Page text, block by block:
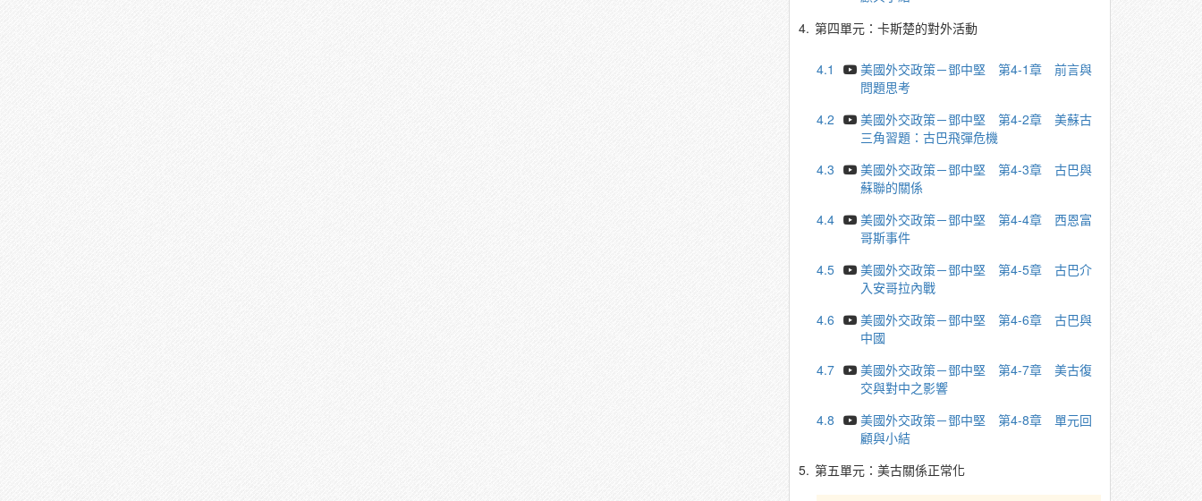
4. 第四單元：卡斯楚的對外活動
4.1
美國外交政策－鄧中堅 第4-1章 前言與
問題思考
4.2
美國外交政策－鄧中堅 第4-2章 美蘇古
三角習題：古巴飛彈危機
4.3
美國外交政策－鄧中堅 第4-3章 古巴與
蘇聯的關係
4.4
美國外交政策－鄧中堅 第4-4章 西恩富
哥斯事件
4.5
美國外交政策－鄧中堅 第4-5章 古巴介
入安哥拉內戰
4.6
美國外交政策－鄧中堅 第4-6章 古巴與
中國
4.7
美國外交政策－鄧中堅 第4-7章 美古復
交與對中之影響
4.8
美國外交政策－鄧中堅 第4-8章 單元回
顧與小結
5. 第五單元：美古關係正常化